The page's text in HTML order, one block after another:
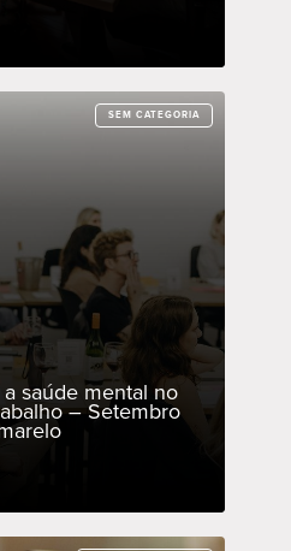
SEM CATEGORIA
saúde mental no
– Setembro
SEM CATEGORIA